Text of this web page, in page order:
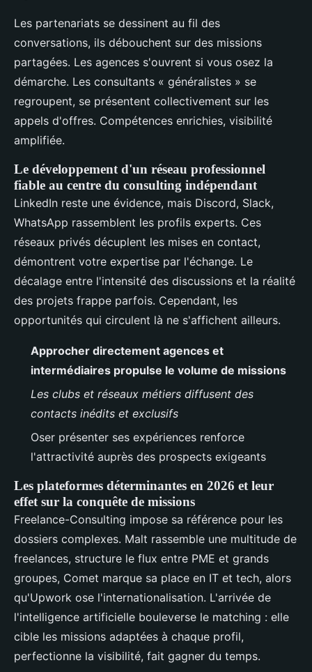
Les partenariats se dessinent au fil des
conversations, ils débouchent sur des missions
partagées. Les agences s'ouvrent si vous osez la
démarche. Les consultants « généralistes » se
regroupent, se présentent collectivement sur les
appels d'offres. Compétences enrichies, visibilité
amplifiée.
Le développement d'un réseau professionnel
fiable au centre du consulting indépendant
LinkedIn reste une évidence, mais Discord, Slack,
WhatsApp rassemblent les profils experts. Ces
réseaux privés décuplent les mises en contact,
démontrent votre expertise par l'échange. Le
décalage entre l'intensité des discussions et la réalité
des projets frappe parfois. Cependant, les
opportunités qui circulent là ne s'affichent ailleurs.
Approcher directement agences et
intermédiaires propulse le volume de missions
Les clubs et réseaux métiers diffusent des
contacts inédits et exclusifs
Oser présenter ses expériences renforce
l'attractivité auprès des prospects exigeants
Les plateformes déterminantes en 2026 et leur
effet sur la conquête de missions
Freelance-Consulting impose sa référence pour les
dossiers complexes. Malt rassemble une multitude de
freelances, structure le flux entre PME et grands
groupes, Comet marque sa place en IT et tech, alors
qu'Upwork ose l'internationalisation. L'arrivée de
l'intelligence artificielle bouleverse le matching : elle
cible les missions adaptées à chaque profil,
perfectionne la visibilité, fait gagner du temps.